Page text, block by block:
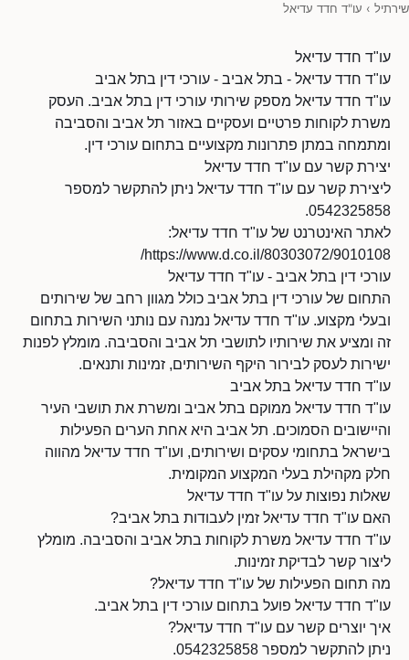
שירתיל › עו"ד חדד עדיאל
עו"ד חדד עדיאל
עו"ד חדד עדיאל - בתל אביב - עורכי דין בתל אביב
עו"ד חדד עדיאל מספק שירותי עורכי דין בתל אביב. העסק
משרת לקוחות פרטיים ועסקיים באזור תל אביב והסביבה
ומתמחה במתן פתרונות מקצועיים בתחום עורכי דין.
יצירת קשר עם עו"ד חדד עדיאל
ליצירת קשר עם עו"ד חדד עדיאל ניתן להתקשר למספר
0542325858.
לאתר האינטרנט של עו"ד חדד עדיאל:
https://www.d.co.il/80303072/9010108/
עורכי דין בתל אביב - עו"ד חדד עדיאל
התחום של עורכי דין בתל אביב כולל מגוון רחב של שירותים
ובעלי מקצוע. עו"ד חדד עדיאל נמנה עם נותני השירות בתחום
זה ומציע את שירותיו לתושבי תל אביב והסביבה. מומלץ לפנות
ישירות לעסק לבירור היקף השירותים, זמינות ותנאים.
עו"ד חדד עדיאל בתל אביב
עו"ד חדד עדיאל ממוקם בתל אביב ומשרת את תושבי העיר
והיישובים הסמוכים. תל אביב היא אחת הערים הפעילות
בישראל בתחומי עסקים ושירותים, ועו"ד חדד עדיאל מהווה
חלק מקהילת בעלי המקצוע המקומית.
שאלות נפוצות על עו"ד חדד עדיאל
האם עו"ד חדד עדיאל זמין לעבודות בתל אביב?
עו"ד חדד עדיאל משרת לקוחות בתל אביב והסביבה. מומלץ
ליצור קשר לבדיקת זמינות.
מה תחום הפעילות של עו"ד חדד עדיאל?
עו"ד חדד עדיאל פועל בתחום עורכי דין בתל אביב.
איך יוצרים קשר עם עו"ד חדד עדיאל?
ניתן להתקשר למספר 0542325858.